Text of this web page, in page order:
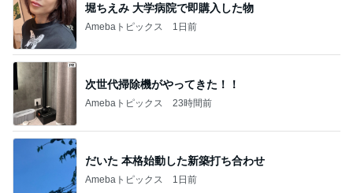
堀ちえみ 大学病院で即購入した物
Amebaトピックス 1日前
次世代掃除機がやってきた！！
Amebaトピックス 23時間前
だいた 本格始動した新築打ち合わせ
Amebaトピックス 1日前